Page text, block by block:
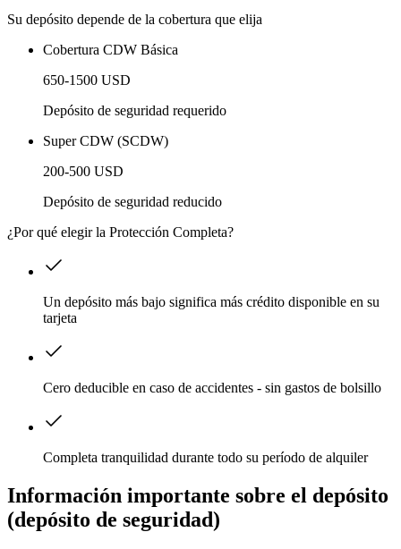
Su depósito depende de la cobertura que elija
Cobertura CDW Básica
650-1500 USD
Depósito de seguridad requerido
Super CDW (SCDW)
200-500 USD
Depósito de seguridad reducido
¿Por qué elegir la Protección Completa?
Un depósito más bajo significa más crédito disponible en su
tarjeta
Cero deducible en caso de accidentes - sin gastos de bolsillo
Completa tranquilidad durante todo su período de alquiler
Información importante sobre el depósito
(depósito de seguridad)